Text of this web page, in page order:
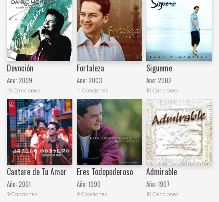
Devoción
Año:2009
15 Canciones
Fortaleza
Año: 2003
11 Canciones
Sigueme
Año:2002
10 Canciones
Cantare de Tu Amor
Año:2001
9 Canciones
Eres Todopoderoso
Año: 1999
9 Canciones
Admirable
Año:1997
10 Canciones